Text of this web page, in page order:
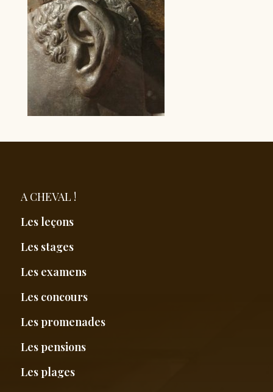
A CHEVAL !
Les leçons
Les stages
Les examens
Les concours
Les promenades
Les pensions
Les plages